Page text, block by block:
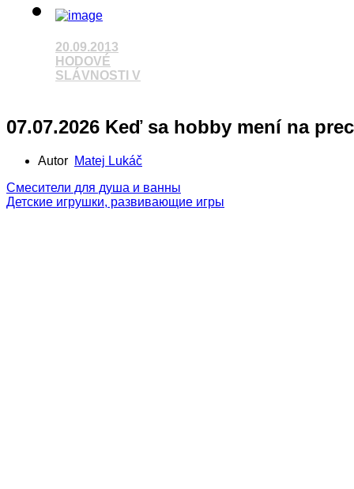
Pozrieť video
20.09.2013
HODOVÉ
SLÁVNOSTI V
07.07.2026 Keď sa hobby mení na
Autor Matej Lukáč
Смесители для душа и ванны
Детские игрушки, развивающие игры